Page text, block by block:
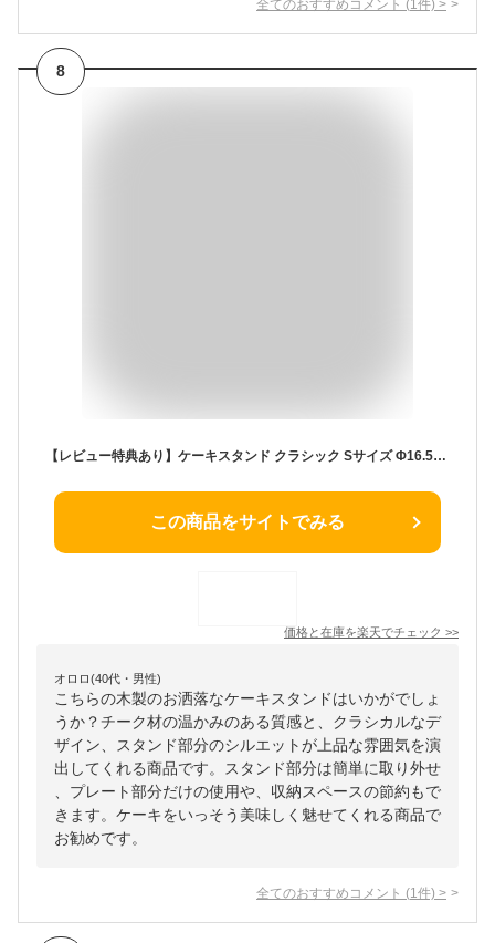
全てのおすすめコメント (1 件) >
8
【レビュー特典あり】ケーキスタンド クラシック Sサイズ Φ16.5cm[木製 ケーキトレー ケーキトレイ かわいい おしゃれ シンプルAY 小さめ 組み立て 収納 コンパクト 一段 ディスプレイ ケーキ台 コンポート カフェ お祝い 誕生日] 即納
この商品をサイトでみる
価格と在庫を楽天でチェック >>
オロロ(40代・男性)
こちらの木製のお洒落なケーキスタンドはいかがでしょ
うか？チーク材の温かみのある質感と、クラシカルなデ
ザイン、スタンド部分のシルエットが上品な雰囲気を演
出してくれる商品です。スタンド部分は簡単に取り外せ
、プレート部分だけの使用や、収納スペースの節約もで
きます。ケーキをいっそう美味しく魅せてくれる商品で
お勧めです。
全てのおすすめコメント (1 件) >